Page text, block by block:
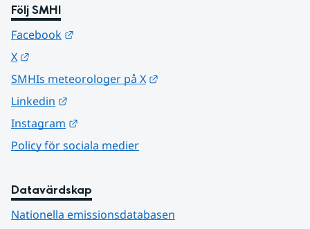
Följ SMHI
Facebook
X
SMHIs meteorologer på X
Linkedin
Instagram
Policy för sociala medier
Datavärdskap
Nationella emissionsdatabasen